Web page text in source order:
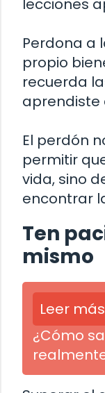
lecciones
Perdona a
propio
recuerda
aprendiste
El perdón
permitir
vida, sino
encontrar
Ten
mismo
Leer más
¿Cómo